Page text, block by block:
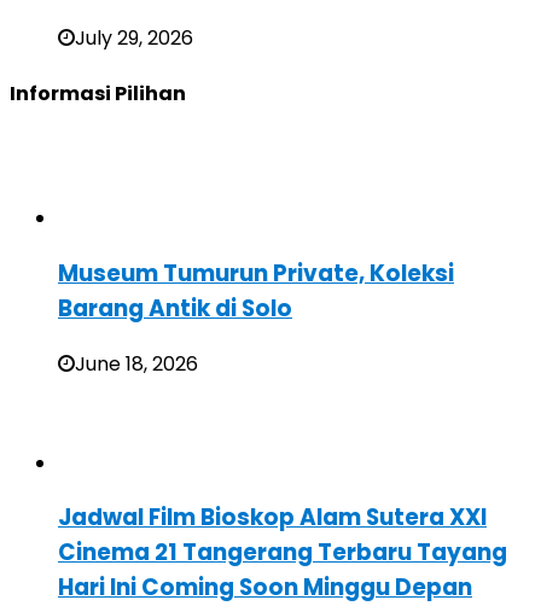
July 29, 2026
Informasi Pilihan
Museum Tumurun Private, Koleksi
Barang Antik di Solo
June 18, 2026
Jadwal Film Bioskop Alam Sutera XXI
Cinema 21 Tangerang Terbaru Tayang
Hari Ini Coming Soon Minggu Depan